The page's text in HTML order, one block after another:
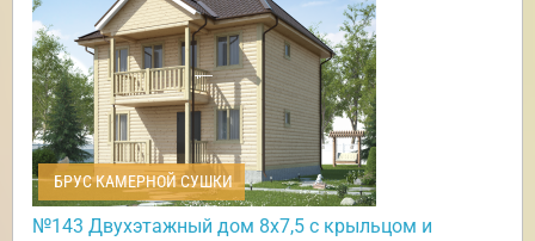
БРУС КАМЕРНОЙ СУШКИ
№143 Двухэтажный дом 8х7,5 с крыльцом и